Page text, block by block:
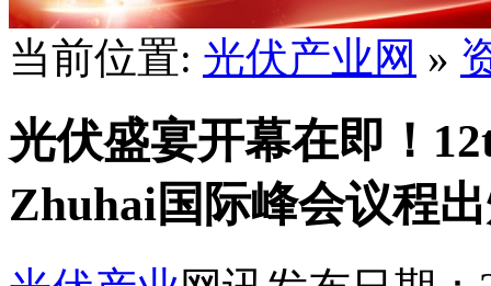
当前位置: 光伏产业网 »
光伏盛宴开幕在即！
Zhuhai国际峰会议程